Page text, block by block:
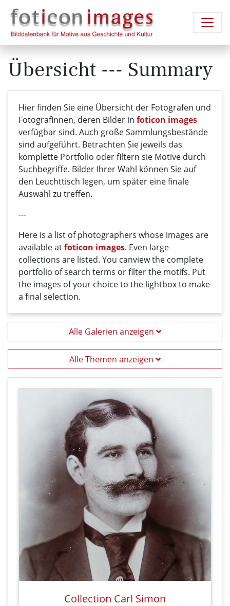
Übersicht --- Summary
Hier finden Sie eine Übersicht der Fotografen und
Fotografinnen, deren Bilder in foticon images
verfügbar sind. Auch große Sammlungsbestände
sind aufgeführt. Betrachten Sie jeweils das
komplette Portfolio oder filtern sie Motive durch
Suchbegriffe. Bilder Ihrer Wahl können Sie auf
den Leuchttisch legen, um später eine finale
Auswahl zu treffen.
---
Here is a list of photographers whose images are
availableatfoticon images. Even large
collections are listed. You canview the complete
portfolio ofsearch terms or filterthe motifs. Put
the images of your choiceto the lightboxto make
a final selection.
Alle Galerien anzeigen
Alle Themen anzeigen
Collection Carl Simon